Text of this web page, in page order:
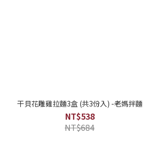
干貝花雕雞拉麵3盒 (共3份入) -老媽拌麵
NT$538
NT$684